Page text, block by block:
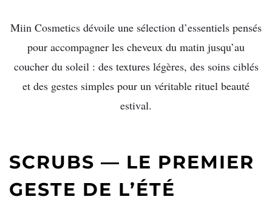
Miin Cosmetics dévoile une sélection d’essentiels pensés
pour accompagner les cheveux du matin jusqu’au
coucher du soleil : des textures légères, des soins ciblés
et des gestes simples pour un véritable rituel beauté
estival.
SCRUBS — LE PREMIER
GESTE DE L’ÉTÉ